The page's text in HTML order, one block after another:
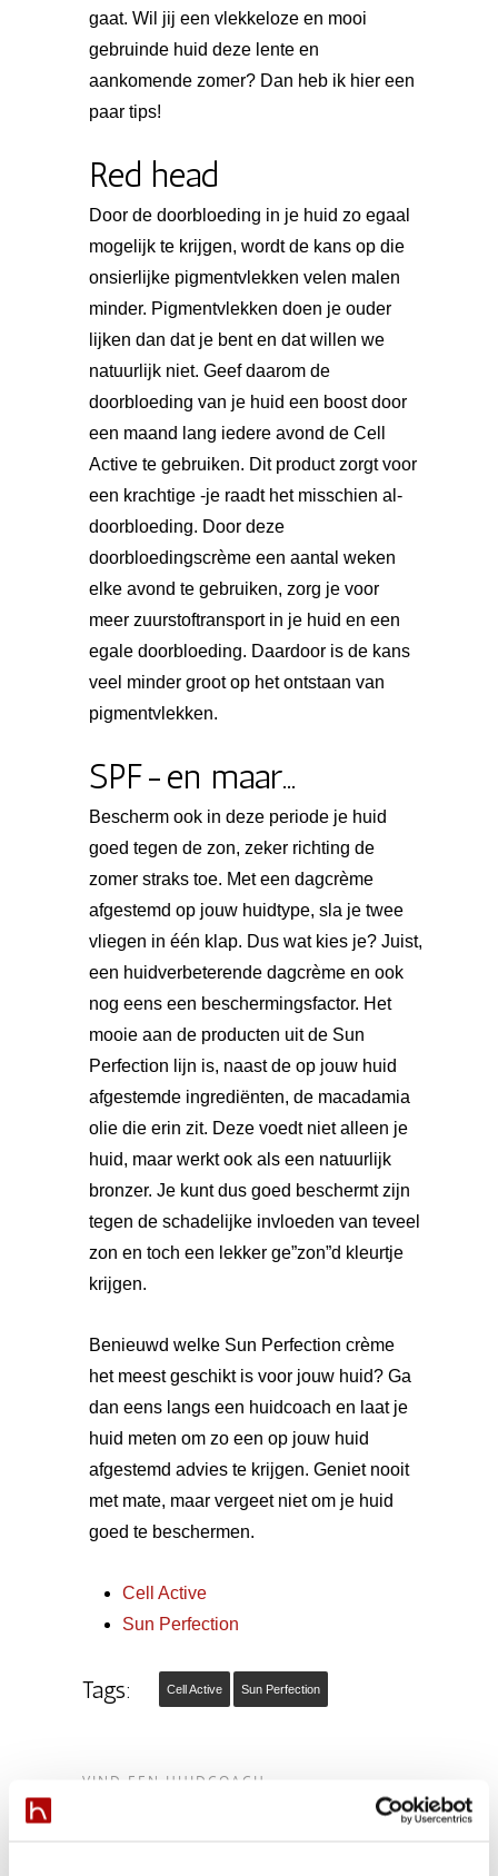
gaat. Wil jij een vlekkeloze en mooi
gebruinde huid deze lente en
aankomende zomer? Dan heb ik hier een
paar tips!
Red head
Door de doorbloeding in je huid zo egaal
mogelijk te krijgen, wordt de kans op die
onsierlijke pigmentvlekken velen malen
minder. Pigmentvlekken doen je ouder
lijken dan dat je bent en dat willen we
natuurlijk niet. Geef daarom de
doorbloeding van je huid een boost door
een maand lang iedere avond de Cell
Active te gebruiken. Dit product zorgt voor
een krachtige -je raadt het misschien al-
doorbloeding. Door deze
doorbloedingscrème een aantal weken
elke avond te gebruiken, zorg je voor
meer zuurstoftransport in je huid en een
egale doorbloeding. Daardoor is de kans
veel minder groot op het ontstaan van
pigmentvlekken.
SPF-en maar…
Bescherm ook in deze periode je huid
goed tegen de zon, zeker richting de
zomer straks toe. Met een dagcrème
afgestemd op jouw huidtype, sla je twee
vliegen in één klap. Dus wat kies je? Juist,
een huidverbeterende dagcrème en ook
nog eens een beschermingsfactor. Het
mooie aan de producten uit de Sun
Perfection lijn is, naast de op jouw huid
afgestemde ingrediënten, de macadamia
olie die erin zit. Deze voedt niet alleen je
huid, maar werkt ook als een natuurlijk
bronzer. Je kunt dus goed beschermt zijn
tegen de schadelijke invloeden van teveel
zon en toch een lekker ge”zon”d kleurtje
krijgen.
Benieuwd welke Sun Perfection crème
het meest geschikt is voor jouw huid? Ga
dan eens langs een huidcoach en laat je
huid meten om zo een op jouw huid
afgestemd advies te krijgen. Geniet nooit
met mate, maar vergeet niet om je huid
goed te beschermen.
Cell Active
Sun Perfection
Tags: Cell Active Sun Perfection
VIND EEN HUIDCOACH